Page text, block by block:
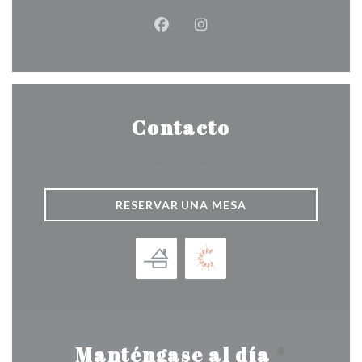
Facebook ((abre en una nueva
Instagram ((abre en una
Contacto
RESERVAR UNA MESA
Manténgase al día